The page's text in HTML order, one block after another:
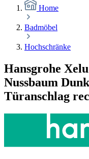
Home
Badmöbel
Hochschränke
Hansgrohe
Nussbaum
Türanschlag